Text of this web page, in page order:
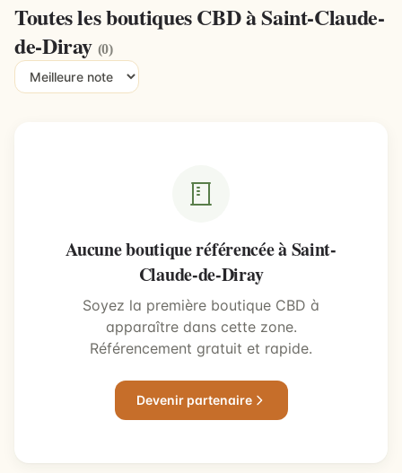
Toutes les boutiques CBD à Saint-Claude-
de-Diray (0)
Aucune boutique référencée à Saint-
Claude-de-Diray
Soyez la première boutique CBD à
apparaître dans cette zone.
Référencement gratuit et rapide.
Devenir partenaire